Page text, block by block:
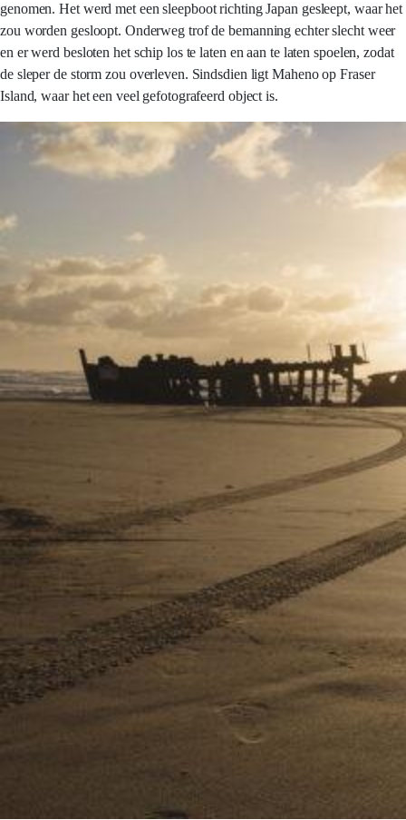
genomen. Het werd met een sleepboot richting Japan gesleept, waar het
zou worden gesloopt. Onderweg trof de bemanning echter slecht weer
en er werd besloten het schip los te laten en aan te laten spoelen, zodat
de sleper de storm zou overleven. Sindsdien ligt Maheno op Fraser
Island, waar het een veel gefotografeerd object is.